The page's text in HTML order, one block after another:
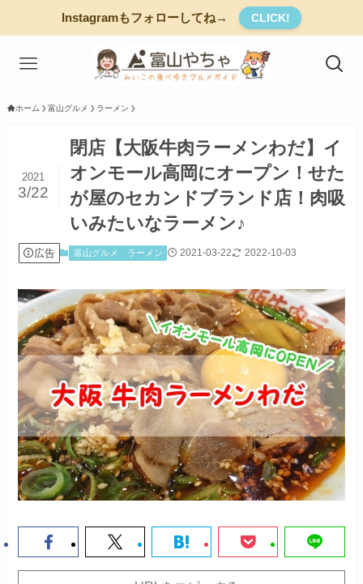
Instagramもフォローしてね→ CLICK!
ホーム 富山グルメ ラーメン
閉店【大阪牛肉ラーメンわだ】イ
オンモール高岡にオープン！せた
が屋のセカンドブランド店！肉吸
いみたいなラーメン♪
2021
3/22
広告 富山グルメ ラーメン 2021-03-22 2022-10-03